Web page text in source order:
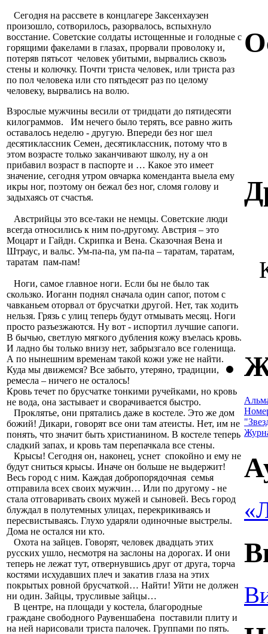
Сегодня на рассвете в концлагере Заксенхаузен
произошло, сотворилось, разорвалось, вспыхнуло
восстание. Советские солдаты истощенные и голодные с
горящими факелами в глазах, прорвали проволоку и,
потеряв пятьсот человек убитыми, вырвались сквозь
стены и колючку. Почти триста человек, или триста раз
по пол человека или сто пятьдесят раз по целому
человеку, вырвались на волю.
Взрослые мужчины весили от тридцати до пятидесяти
килограммов. Им нечего было терять, все равно жить
оставалось неделю - другую. Впереди без ног шел
десятиклассник Семен, десятиклассник, потому что в
этом возрасте только заканчивают школу, ну а он
прибавил возраст в паспорте и … Какое это имеет
значение, сегодня утром овчарка коменданта выела ему
икры ног, поэтому он бежал без ног, сломя голову и
задыхаясь от счастья.
Австрийцы это все-таки не немцы. Советские люди
всегда относились к ним по-другому. Австрия – это
Моцарт и Гайдн. Скрипка и Вена. Сказочная Вена и
Штраус, и вальс. Ум-па-па, ум па-па – таратам, таратам,
таратам пам-пам!
Ноги, самое главное ноги. Если бы не было так
скользко. Иоганн поднял сначала один сапог, потом с
чавканьем оторвал от брусчатки другой. Нет, так ходить
нельзя. Грязь с улиц теперь будут отмывать месяц. Ноги
просто разъезжаются. Ну вот - испортил лучшие сапоги.
В бычью, светлую мягкого дубления кожу въелась кровь.
И ладно бы только внизу нет, забрызгало все голенища.
А по нынешним временам такой кожи уже не найти.
Куда мы движемся? Все забыто, утеряно, традиции,
ремесла – ничего не осталось!
Кровь течет по брусчатке тонкими ручейками, но кровь
не вода, она застывает и сворачивается быстро.
Проклятье, они прятались даже в костеле. Это же дом
божий! Дикари, говорят все они там атеисты. Нет, им не
понять, что значит быть христианином. В костеле теперь
сладкий запах, и кровь там перепачкала все стены.
Крысы! Сегодня он, наконец, уснет спокойно и ему не
будут сниться крысы. Иначе он больше не выдержит!
Весь город с ним. Каждая добропорядочная семья
отправила всех своих мужчин… Или по другому - не
стала отговаривать своих мужей и сыновей. Весь город
блуждал в полутемных улицах, перекрикиваясь и
пересвистываясь. Глухо ударяли одиночные выстрелы.
Дома не остался ни кто.
Охота на зайцев. Говорят, человек двадцать этих
русских ушло, несмотря на заслоны на дорогах. И они
теперь не лежат тут, отвернувшись друг от друга, торча
костями исхудавших плеч и закатив глаза на этих
покрытых ровной брусчаткой… Найти! Уйти не должен
ни один. Зайцы, трусливые зайцы…
В центре, на площади у костела, благородные
граждане свободного Раувеншабена поставили плиту и
на ней нарисовали триста палочек. Группами по пять.